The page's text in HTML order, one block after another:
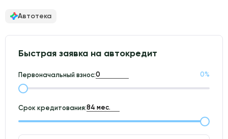
Автотека
Быстрая заявка на автокредит
Первоначальный взнос: 0%
Срок кредитования: